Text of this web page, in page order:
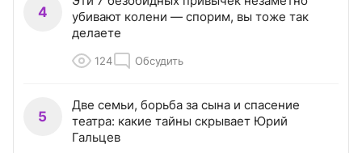
4
убивают колени — спорим, вы тоже так
делаете
124 Обсудить
5
Две семьи, борьба за сына и спасение
театра: какие тайны скрывает Юрий
Гальцев